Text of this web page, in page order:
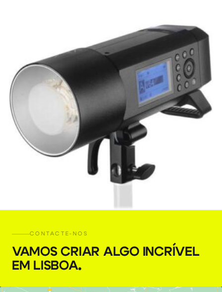
GODOX AD600 Pro
€45,00 + 23% VAT
CONTACTE-NOS
VAMOS CRIAR ALGO INCRÍVEL
EM LISBOA.